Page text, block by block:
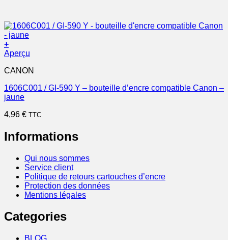
+
Aperçu
CANON
1606C001 / GI-590 Y – bouteille d’encre compatible Canon –
jaune
4,96 € TTC
Informations
Qui nous sommes
Service client
Politique de retours cartouches d’encre
Protection des données
Mentions légales
Categories